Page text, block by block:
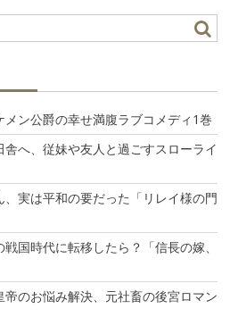
ン公爵の幸せ満腹ラブコメディ1巻
へ、従妹や友人と過ごすスローライ
実は平和の要だった「リレイ様の門
国時代に転移したら？「信長の嫁、
のお悩み解決、元社畜の後宮ロマン